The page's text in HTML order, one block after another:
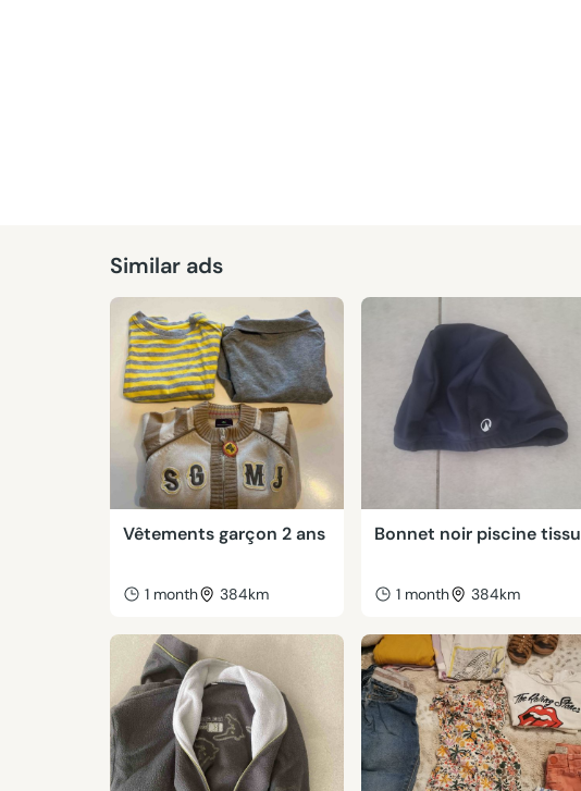
Similar ads
Vêtements garçon 2 ans
1 month 384km
Bonnet noir piscine tissu
1 month 384km